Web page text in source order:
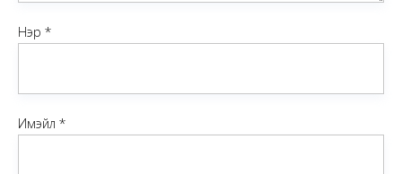
Нэр *
Имэйл *